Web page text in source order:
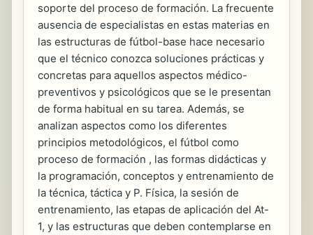
soporte del proceso de formación. La frecuente
ausencia de especialistas en estas materias en
las estructuras de fútbol-base hace necesario
que el técnico conozca soluciones prácticas y
concretas para aquellos aspectos médico-
preventivos y psicológicos que se le presentan
de forma habitual en su tarea. Además, se
analizan aspectos como los diferentes
principios metodológicos, el fútbol como
proceso de formación , las formas didácticas y
la programación, conceptos y entrenamiento de
la técnica, táctica y P. Física, la sesión de
entrenamiento, las etapas de aplicación del At-
1, y las estructuras que deben contemplarse en